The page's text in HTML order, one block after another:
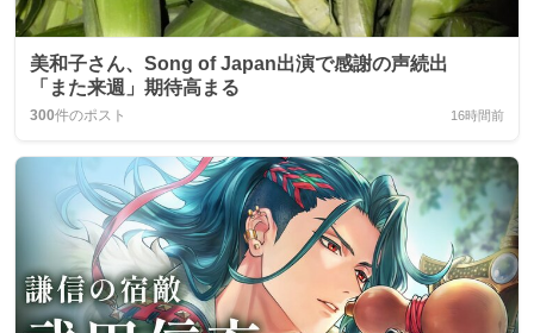
美和子さん、Song of Japan出演で感謝の声続出
「また来週」期待高まる
300件のポスト 16時間前